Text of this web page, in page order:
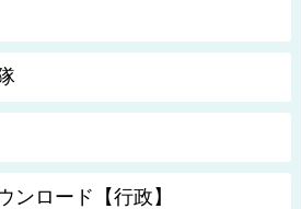
ンロード【行政】